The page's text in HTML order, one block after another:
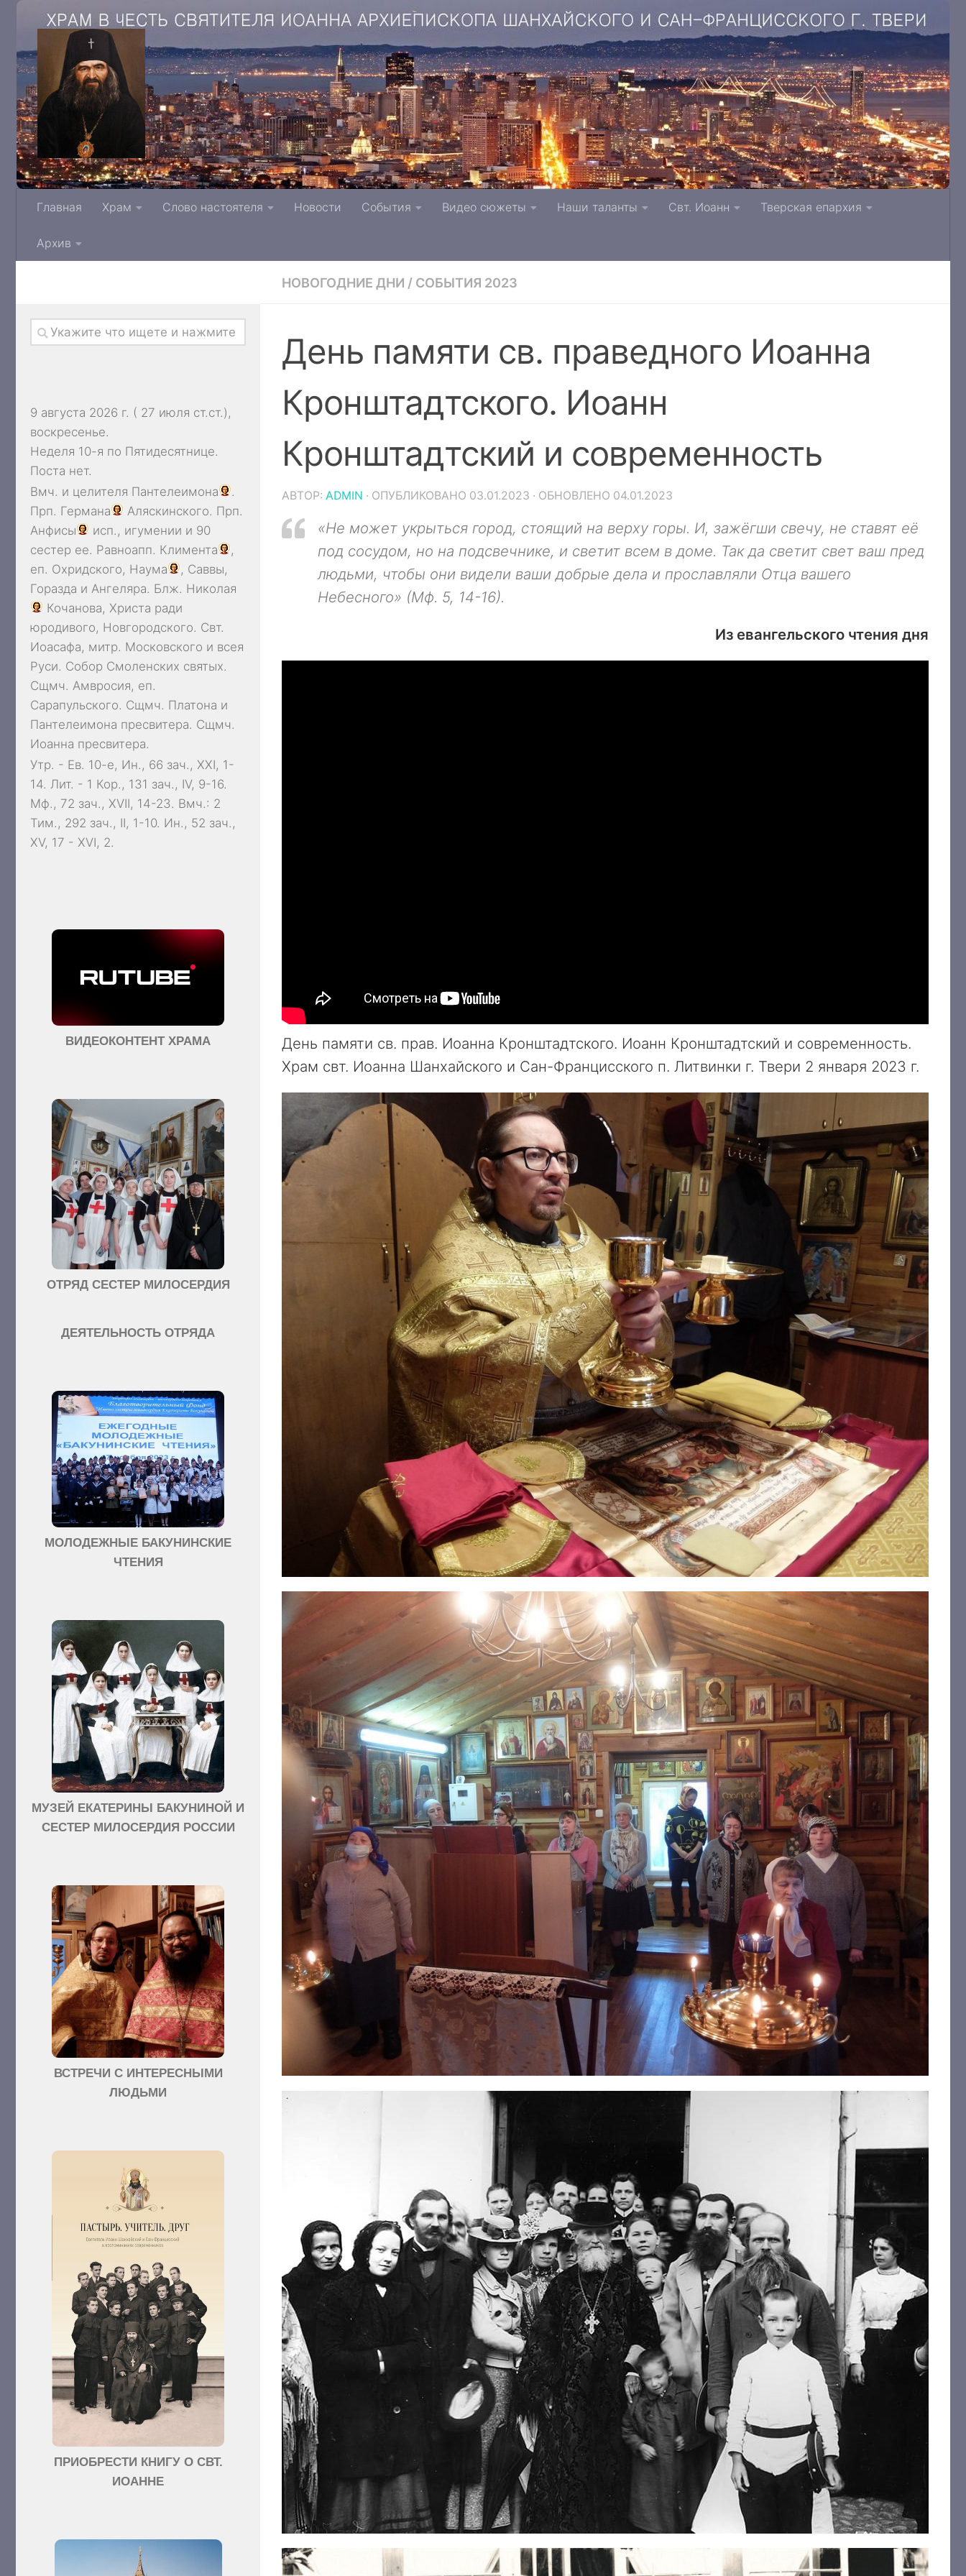
Храм в честь святителя Иоанна Архиепископа Шанхайского и Сан-Францисского г. Тверь п. Литвинки Тверская и Кашинская епархия
Тверской митрополии Русской Православной Церкви
Главная Храм Слово настоятеля Новости События Видео сюжеты Наши таланты Свт. Иоанн Тверская епархия
Архив
НОВОГОДНИЕ ДНИ / СОБЫТИЯ 2023
День памяти св. праведного Иоанна
Кронштадтского. Иоанн
Кронштадтский и современность
АВТОР: ADMIN · ОПУБЛИКОВАНО 03.01.2023 · ОБНОВЛЕНО 04.01.2023
«Не может укрыться город, стоящий на верху горы. И, зажёгши свечу, не ставят её
под сосудом, но на подсвечнике, и светит всем в доме. Так да светит свет ваш пред
людьми, чтобы они видели ваши добрые дела и прославляли Отца вашего
Небесного» (Мф. 5, 14-16).
Из евангельского чтения дня
День памяти св. прав. Иоанна Кронштадтского. Иоанн Кронштадтский и современность.
Храм свт. Иоанна Шанхайского и Сан-Францисского п. Литвинки г. Твери 2 января 2023 г.
9 августа 2026 г. ( 27 июля ст.ст.),
воскресенье.
Неделя 10-я по Пятидесятнице.
Поста нет.
Вмч. и целителя Пантелеимона
.
Прп. Германа
Аляскинского. Прп.
Анфисы
исп., игумении и 90
сестер ее. Равноапп. Климента
,
еп. Охридского, Наума , Саввы,
Горазда и Ангеляра. Блж. Николая
Кочанова, Христа ради
юродивого, Новгородского. Свт.
Иоасафа, митр. Московского и всея
Руси. Собор Смоленских святых.
Сщмч. Амвросия, еп.
Сарапульского. Сщмч. Платона и
Пантелеимона пресвитера. Сщмч.
Иоанна пресвитера.
Утр. - Ев. 10-е, Ин., 66 зач., XXI, 1-
14. Лит. - 1 Кор., 131 зач., IV, 9-16.
Мф., 72 зач., XVII, 14-23. Вмч.: 2
Тим., 292 зач., II, 1-10. Ин., 52 зач.,
XV, 17 - XVI, 2.
ВИДЕОКОНТЕНТ ХРАМА
ОТРЯД СЕСТЕР МИЛОСЕРДИЯ
ДЕЯТЕЛЬНОСТЬ ОТРЯДА
МОЛОДЕЖНЫЕ БАКУНИНСКИЕ
ЧТЕНИЯ
МУЗЕЙ ЕКАТЕРИНЫ БАКУНИНОЙ И
СЕСТЕР МИЛОСЕРДИЯ РОССИИ
ВСТРЕЧИ С ИНТЕРЕСНЫМИ
ЛЮДЬМИ
ПРИОБРЕСТИ КНИГУ О СВТ.
ИОАННЕ